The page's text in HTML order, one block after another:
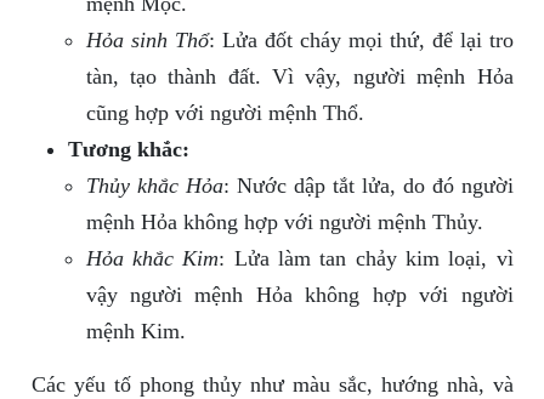
Hỏa sinh Thổ: Lửa đốt cháy mọi thứ, để lại tro
tàn, tạo thành đất. Vì vậy, người mệnh Hỏa
cũng hợp với người mệnh Thổ.
Tương khắc:
Thủy khắc Hỏa: Nước dập tắt lửa, do đó người
mệnh Hỏa không hợp với người mệnh Thủy.
Hỏa khắc Kim: Lửa làm tan chảy kim loại, vì
vậy người mệnh Hỏa không hợp với người
mệnh Kim.
Các yếu tố phong thủy như màu sắc, hướng nhà, và